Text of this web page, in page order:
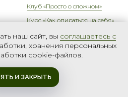
Написать в
Службу поддержки
Написать в
Службу поддержки
Клуб «Просто о сложном»
Курс «Как опираться на себя»
Экспресс-инструмент «Стоп,
стыд!»
Мини-курс «Развитие навыка
говорить Нет»
наш сайт, вы соглашаетесь с
хранения персональных
cookie-файлов.
И ЗАКРЫТЬ